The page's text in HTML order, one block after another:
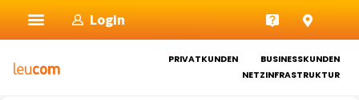
Inhalt
springen
Login
PRIVATKUNDEN
BUSINESSKUNDEN
NETZINFRASTRUKTUR